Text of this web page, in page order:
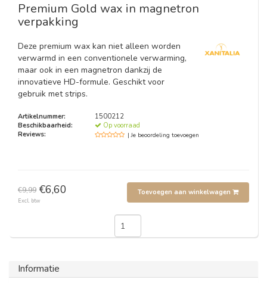
Premium Gold wax in magnetron
verpakking
Deze premium wax kan niet alleen worden
verwarmd in een conventionele verwarming,
maar ook in een magnetron dankzij de
innovatieve HD-formule. Geschikt voor
gebruik met strips.
Artikelnummer:
1500212
Beschikbaarheid:
Op voorraad
Reviews:
| Je beoordeling toevoegen
€9,99 €6,60
Excl. btw
Toevoegen aan winkelwagen
Informatie